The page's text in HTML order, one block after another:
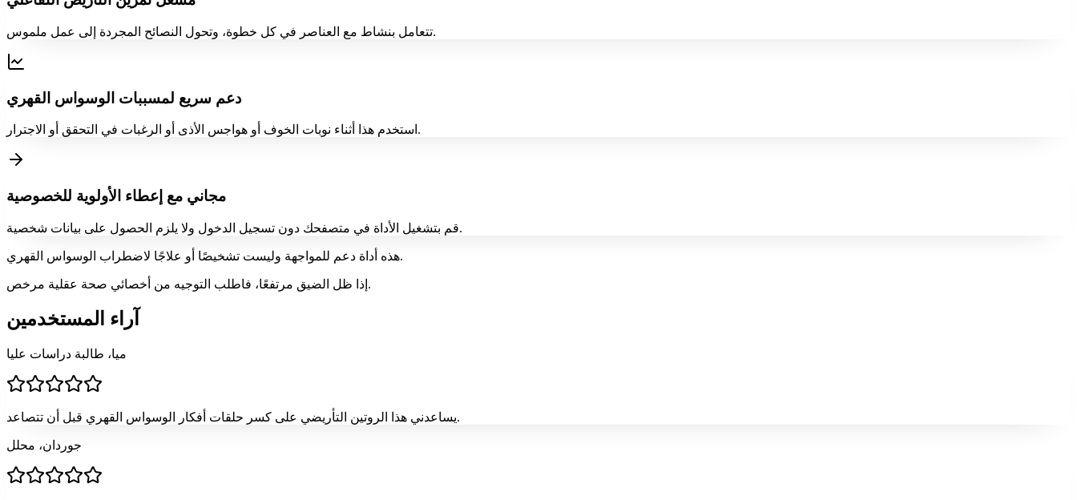
تتعامل بنشاط مع العناصر في كل خطوة، وتحول النصائح المجردة إلى عمل ملموس.
دعم سريع لمسببات الوسواس القهري
استخدم هذا أثناء نوبات الخوف أو هواجس الأذى أو الرغبات في التحقق أو الاجترار.
مجاني مع إعطاء الأولوية للخصوصية
قم بتشغيل الأداة في متصفحك دون تسجيل الدخول ولا يلزم الحصول على بيانات شخصية.
هذه أداة دعم للمواجهة وليست تشخيصًا أو علاجًا لاضطراب الوسواس القهري.
إذا ظل الضيق مرتفعًا، فاطلب التوجيه من أخصائي صحة عقلية مرخص.
آراء المستخدمين
ميا، طالبة دراسات عليا
يساعدني هذا الروتين التأريضي على كسر حلقات أفكار الوسواس القهري قبل أن تتصاعد.
جوردان، محلل